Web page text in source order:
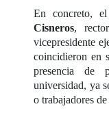
En concreto,
Cisneros,
vicepresidente
coincidieron en
presencia de
universidad, ya
o trabajadores